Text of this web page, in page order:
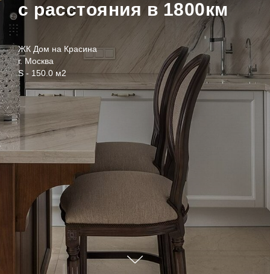
с расстояния в 1800км
ЖК Дом на Красина
г. Москва
S - 150.0 м2